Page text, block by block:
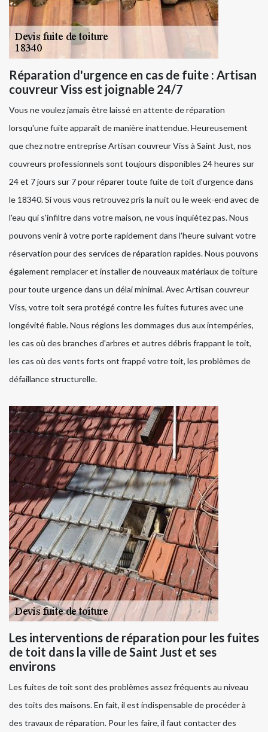
Réparation d'urgence en cas de fuite : Artisan
couvreur Viss est joignable 24/7
Vous ne voulez jamais être laissé en attente de réparation
lorsqu'une fuite apparaît de manière inattendue. Heureusement
que chez notre entreprise Artisan couvreur Viss à Saint Just, nos
couvreurs professionnels sont toujours disponibles 24 heures sur
24 et 7 jours sur 7 pour réparer toute fuite de toit d'urgence dans
le 18340. Si vous vous retrouvez pris la nuit ou le week-end avec de
l'eau qui s'infiltre dans votre maison, ne vous inquiétez pas. Nous
pouvons venir à votre porte rapidement dans l'heure suivant votre
réservation pour des services de réparation rapides. Nous pouvons
également remplacer et installer de nouveaux matériaux de toiture
pour toute urgence dans un délai minimal. Avec Artisan couvreur
Viss, votre toit sera protégé contre les fuites futures avec une
longévité fiable. Nous réglons les dommages dus aux intempéries,
les cas où des branches d'arbres et autres débris frappant le toit,
les cas où des vents forts ont frappé votre toit, les problèmes de
défaillance structurelle.
Les interventions de réparation pour les fuites
de toit dans la ville de Saint Just et ses
environs
Les fuites de toit sont des problèmes assez fréquents au niveau
des toits des maisons. En fait, il est indispensable de procéder à
des travaux de réparation. Pour les faire, il faut contacter des